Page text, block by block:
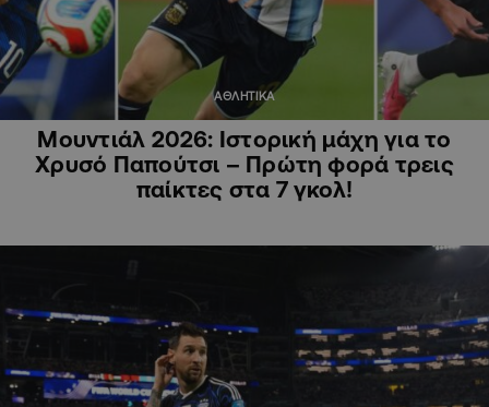
ΑΘΛΗΤΙΚΑ
Μουντιάλ 2026: Ιστορική μάχη για το
Χρυσό Παπούτσι – Πρώτη φορά τρεις
παίκτες στα 7 γκολ!